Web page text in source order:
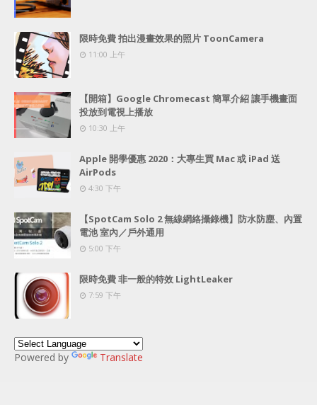
限時免費 拍出漫畫效果的照片 ToonCamera
11:00 上午
【開箱】Google Chromecast 簡單介紹 讓手機畫面
投放到電視上播放
10:30 上午
Apple 開學優惠 2020：大專生買 Mac 或 iPad 送
AirPods
4:30 下午
【SpotCam Solo 2 無線網絡攝錄機】防水防塵、內置
電池 室內／戶外通用
5:00 下午
限時免費 非一般的特效 LightLeaker
7:59 下午
Powered by Translate